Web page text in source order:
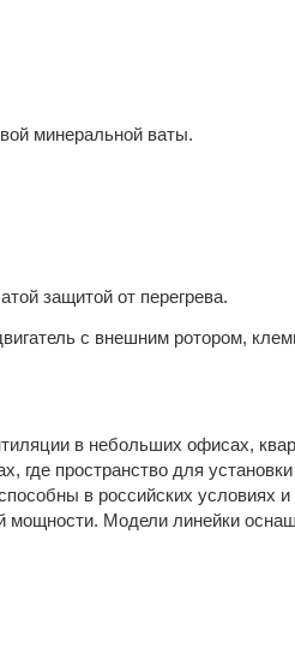
минеральной ваты.
защитой от перегрева.
с внешним ротором,
в небольших офисах,
пространство для установки
в российских условиях
мощности. Модели линейки